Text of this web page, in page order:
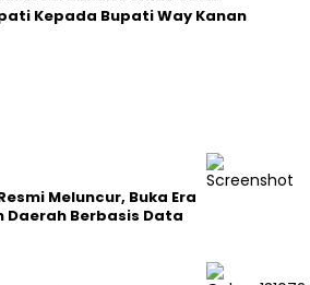
Kepada Bupati Way Kanan
Meluncur, Buka Era
Daerah Berbasis Data